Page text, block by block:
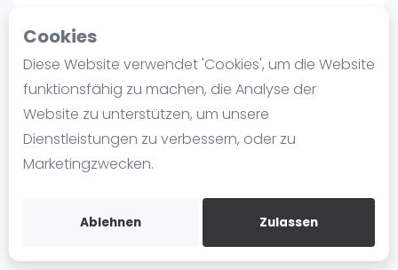
Cookies
Diese Website verwendet 'Cookies', um die Website
funktionsfähig zu machen, die Analyse der
Website zu unterstützen, um unsere
Dienstleistungen zu verbessern, oder zu
Marketingzwecken.
Ablehnen Zulassen
Blog
Die Geschichte von Padel
Regeln und Punktzählung
Padel Schläge
Video
Playtomic
Padel Seasons | München
Paul-Ehrlich-Weg 6
80999München
playtomic.io